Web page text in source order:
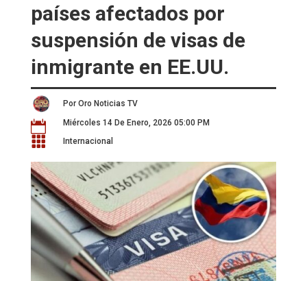
países afectados por
suspensión de visas de
inmigrante en EE.UU.
Por Oro Noticias TV
 Miércoles 14 De Enero, 2026 05:00 PM
 Internacional